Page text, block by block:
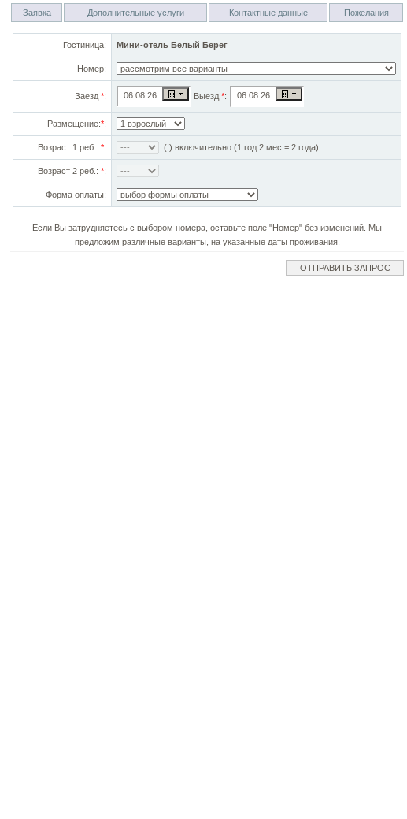
Заявка Дополнительные услуги Контактные данные Пожелания
Гостиница: Мини-отель Белый Берег
Номер:
Заезд *: Выезд *:
Размещение:*:
Возраст 1 реб.: *: (!) включительно (1 год 2 мес = 2 года)
Возраст 2 реб.: *:
Форма оплаты:
Если Вы затрудняетесь с выбором номера, оставьте поле "Номер" без изменений. Мы
предложим различные варианты, на указанные даты проживания.